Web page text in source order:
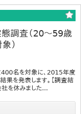
調査（20～59歳
）
名を対象に、2015年度
を発表します。【調査結
を休みました...